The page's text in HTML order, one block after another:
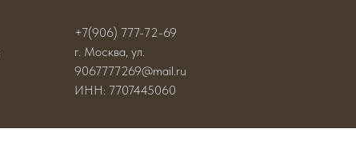
+7(906) 777-72-69
г. Москва, ул.
9067777269@mail.ru
ИНН: 7707445060